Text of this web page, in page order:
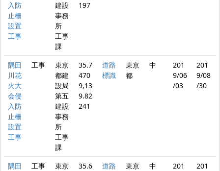
入防
止柵
設置
工事
建設
事務
所
工事
課
197
隅田
川花
火大
会侵
入防
止柵
設置
工事
工事
東京
都建
設局
第五
建設
事務
所
工事
課
35.7
470
9,13
9.82
241
道路
標識
東京
都
中
201
9/06
/03
201
9/08
/30
隅田
工事
東京
35.6
道路
東京
中
201
201